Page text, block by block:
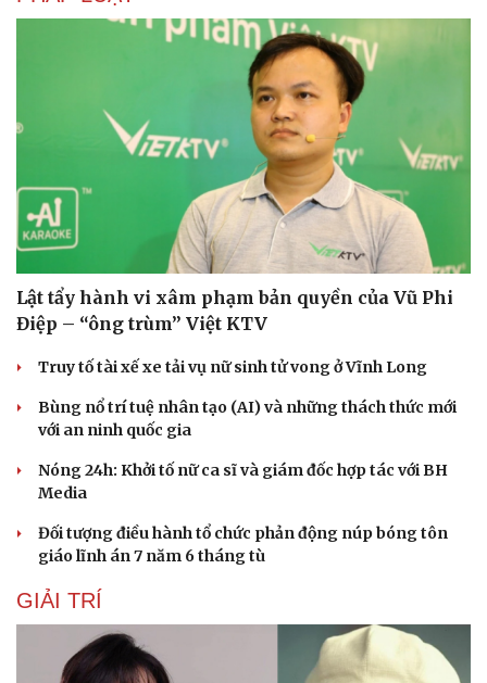
Lật tẩy hành vi xâm phạm bản quyền của Vũ Phi
Điệp – “ông trùm” Việt KTV
Truy tố tài xế xe tải vụ nữ sinh tử vong ở Vĩnh Long
Bùng nổ trí tuệ nhân tạo (AI) và những thách thức mới
với an ninh quốc gia
Nóng 24h: Khởi tố nữ ca sĩ và giám đốc hợp tác với BH
Media
Đối tượng điều hành tổ chức phản động núp bóng tôn
giáo lĩnh án 7 năm 6 tháng tù
GIẢI TRÍ